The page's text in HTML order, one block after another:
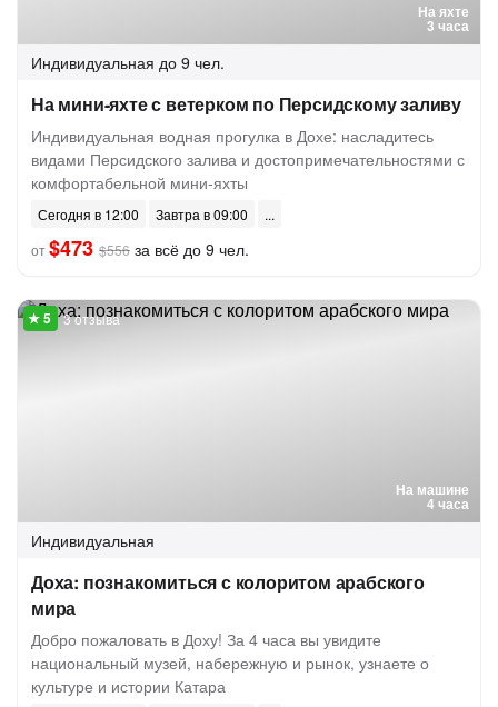
На яхте
3 часа
Индивидуальная до 9 чел.
На мини-яхте с ветерком по Персидскому заливу
Индивидуальная водная прогулка в Дохе: насладитесь
видами Персидского залива и достопримечательностями с
комфортабельной мини-яхты
Сегодня в 12:00
Завтра в 09:00
от$473 $556 за всё до 9 чел.
На машине
4 часа
3 отзыва
Индивидуальная
Доха: познакомиться с колоритом арабского
мира
Добро пожаловать в Доху! За 4 часа вы увидите
национальный музей, набережную и рынок, узнаете о
культуре и истории Катара